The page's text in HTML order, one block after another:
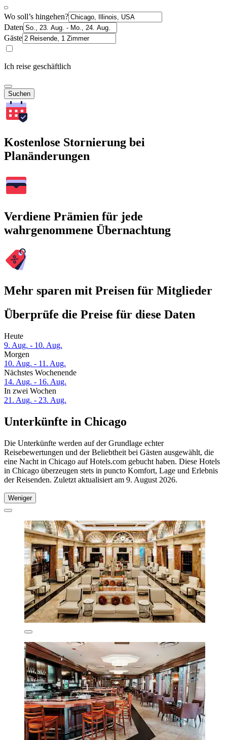
Wo soll’s hingehen?
Daten
Gäste
Ich reise geschäftlich
Suchen
Kostenlose Stornierung bei
Planänderungen
Verdiene Prämien für jede
wahrgenommene Übernachtung
Mehr sparen mit Preisen für Mitglieder
Überprüfe die Preise für diese Daten
Heute
9. Aug. - 10. Aug.
Morgen
10. Aug. - 11. Aug.
Nächstes Wochenende
14. Aug. - 16. Aug.
In zwei Wochen
21. Aug. - 23. Aug.
Unterkünfte in Chicago
Die Unterkünfte werden auf der Grundlage echter
Reisebewertungen und der Beliebtheit bei Gästen ausgewählt, die
eine Nacht in Chicago auf Hotels.com gebucht haben. Diese Hotels
in Chicago überzeugen stets in puncto Komfort, Lage und Erlebnis
der Reisenden. Zuletzt aktualisiert am 9. August 2026.
Weniger